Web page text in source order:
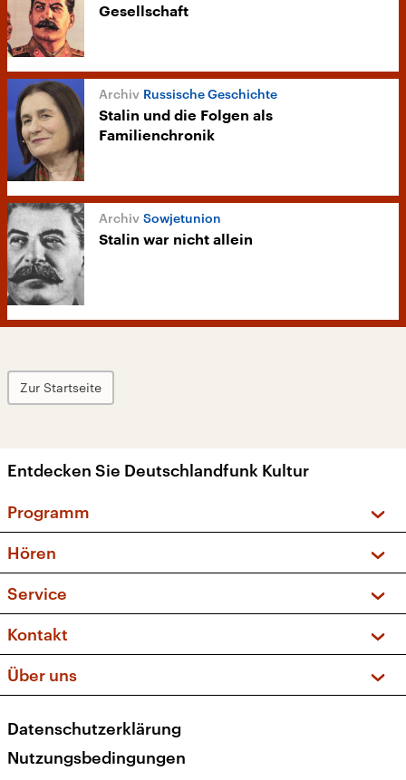
Gesellschaft
Russische Geschichte
Stalin und die Folgen als
Familienchronik
Sowjetunion
Stalin war nicht allein
Zur Startseite
Entdecken Sie Deutschlandfunk Kultur
Programm
Sendungen und Podcasts
Musikliste
Kakadu – Das Kinderprogramm
Hören
Frequenzen (UKW + DAB+)
Service
FAQ
Apps
Newsletter
Veranstaltungen
Kontakt
Social Media
Über uns
Presse
Karriere
Datenschutzerklärung
Nutzungsbedingungen